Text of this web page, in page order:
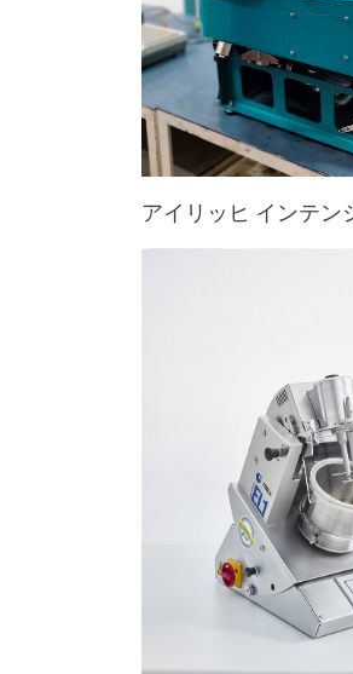
アイリッヒ インテン